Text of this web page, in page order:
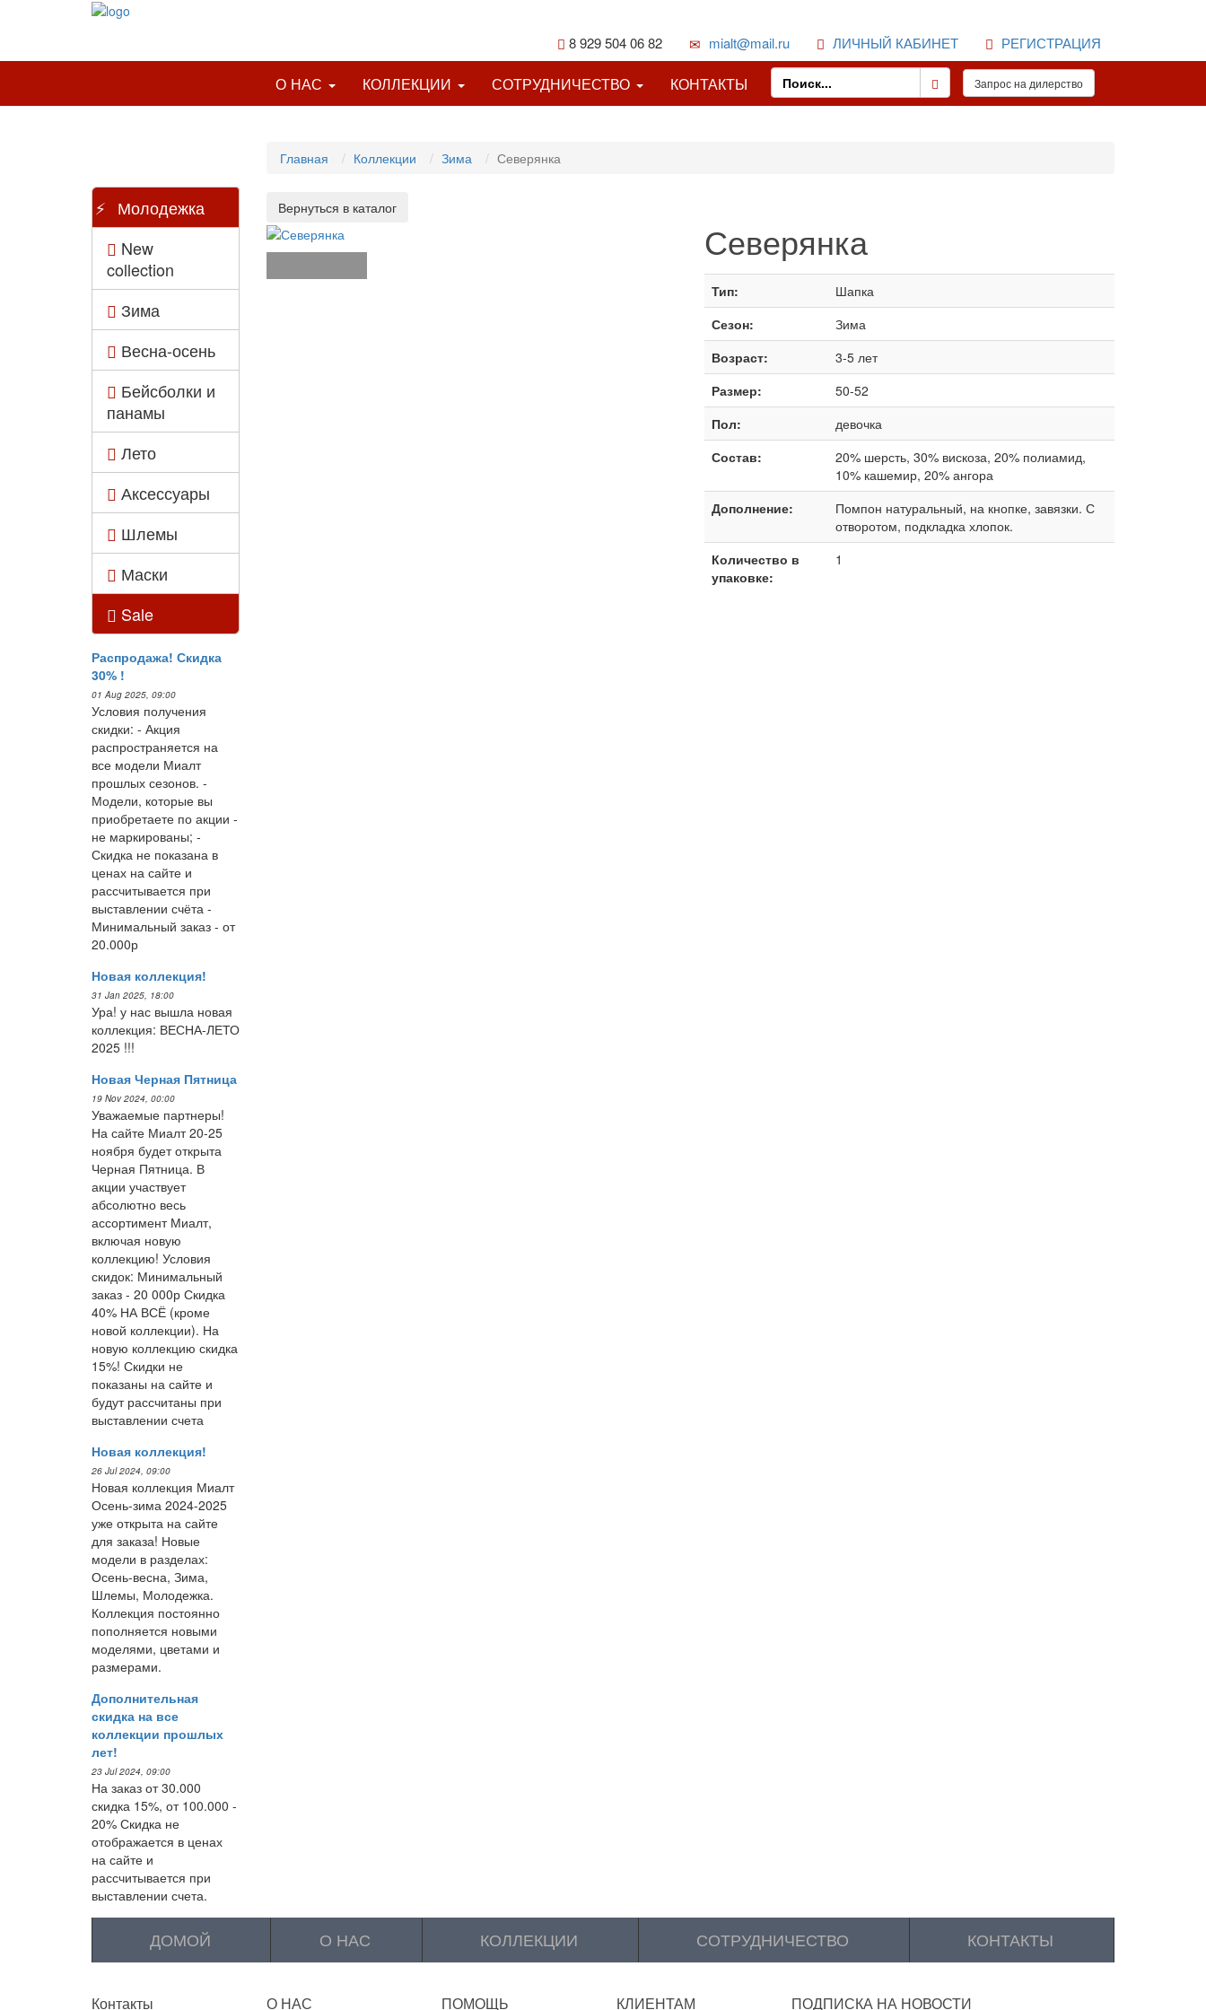
РЕГИСТРАЦИЯ
ЛИЧНЫЙ КАБИНЕТ
mialt@mail.ru
8 929 504 06 82
О НАС КОЛЛЕКЦИИ СОТРУДНИЧЕСТВО КОНТАКТЫ
Молодежка
New
collection
Зима
Весна-осень
Бейсболки и
панамы
Лето
Аксессуары
Шлемы
Маски
Sale
Распродажа! Скидка
30% !
01 Aug 2025, 09:00
Условия получения
скидки: - Акция
распространяется на
все модели Миалт
прошлых сезонов. -
Модели, которые вы
приобретаете по акции -
не маркированы; -
Скидка не показана в
ценах на сайте и
рассчитывается при
выставлении счёта -
Минимальный заказ - от
20.000р
Новая коллекция!
31 Jan 2025, 18:00
Ура! у нас вышла новая
коллекция: ВЕСНА-ЛЕТО
2025 !!!
Новая Черная Пятница
19 Nov 2024, 00:00
Уважаемые партнеры!
На сайте Миалт 20-25
ноября будет открыта
Черная Пятница. В
акции участвует
абсолютно весь
ассортимент Миалт,
включая новую
коллекцию! Условия
скидок: Минимальный
заказ - 20 000р Скидка
40% НА ВСЁ (кроме
новой коллекции). На
новую коллекцию скидка
15%! Скидки не
показаны на сайте и
будут рассчитаны при
выставлении счета
Новая коллекция!
26 Jul 2024, 09:00
Новая коллекция Миалт
Осень-зима 2024-2025
уже открыта на сайте
для заказа! Новые
модели в разделах:
Осень-весна, Зима,
Шлемы, Молодежка.
Коллекция постоянно
пополняется новыми
моделями, цветами и
размерами.
Дополнительная
скидка на все
коллекции прошлых
лет!
23 Jul 2024, 09:00
На заказ от 30.000
скидка 15%, от 100.000 -
20% Скидка не
отображается в ценах
на сайте и
рассчитывается при
выставлении счета.
Главная Коллекции Зима Северянка
Северянка
Тип:
Шапка
Сезон:
Зима
Возраст:
3-5 лет
Размер:
50-52
Пол:
девочка
Состав:
20% шерсть, 30% вискоза, 20% полиамид,
10% кашемир, 20% ангора
Дополнение:
Помпон натуральный, на кнопке, завязки. С
отворотом, подкладка хлопок.
Количество в
упаковке:
1
ДОМОЙ О НАС КОЛЛЕКЦИИ СОТРУДНИЧЕСТВО КОНТАКТЫ
Контакты О НАС ПОМОЩЬ КЛИЕНТАМ ПОДПИСКА НА НОВОСТИ